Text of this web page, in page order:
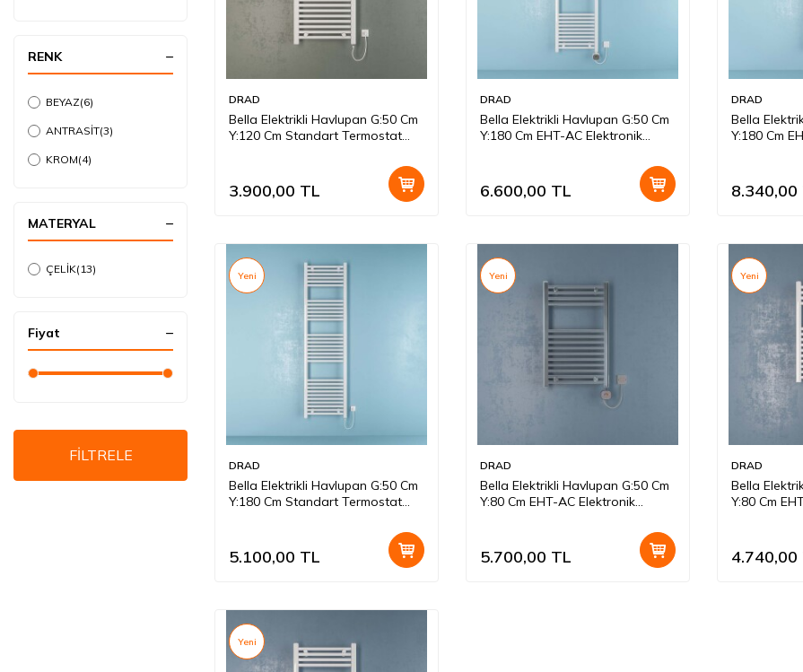
RENK
BEYAZ(6)
ANTRASİT(3)
KROM(4)
MATERYAL
ÇELİK(13)
Fiyat
FİLTRELE
DRAD
Bella Elektrikli Havlupan G:50 Cm
Y:120 Cm Standart Termostat
3.900,00 TL
DRAD
Bella Elektrikli Havlupan G:50 Cm
Y:180 Cm EHT-AC Elektronik
6.600,00 TL
DRAD
Bella
Y:180 Cm
8.340,00
Yeni
DRAD
Bella Elektrikli Havlupan G:50 Cm
Y:180 Cm Standart Termostat
5.100,00 TL
Yeni
DRAD
Bella Elektrikli Havlupan G:50 Cm
Y:80 Cm EHT-AC Elektronik
5.700,00 TL
Yeni
DRAD
Bella
Y:80 Cm
4.740,00
Yeni